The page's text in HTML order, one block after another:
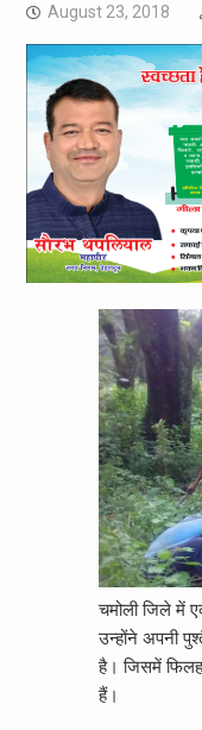
August 23, 2018
चमोली जिले में
उन्होंने अपनी
है। जिसमें
हैं।